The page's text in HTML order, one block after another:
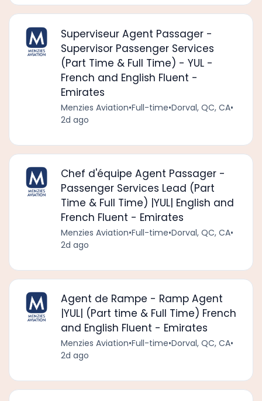
Superviseur Agent Passager -
Supervisor Passenger Services
(Part Time & Full Time) - YUL -
French and English Fluent -
Emirates
Menzies Aviation•Full-time•Dorval, QC, CA•
2d ago
Chef d'équipe Agent Passager -
Passenger Services Lead (Part
Time & Full Time) |YUL| English and
French Fluent - Emirates
Menzies Aviation•Full-time•Dorval, QC, CA•
2d ago
Agent de Rampe - Ramp Agent
|YUL| (Part time & Full Time) French
and English Fluent - Emirates
Menzies Aviation•Full-time•Dorval, QC, CA•
2d ago